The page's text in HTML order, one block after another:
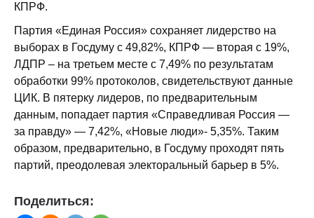
КПРФ.
Партия «Единая Россия» сохраняет лидерство на
выборах в Госдуму с 49,82%, КПРФ — вторая с 19%,
ЛДПР – на третьем месте с 7,49% по результатам
обработки 99% протоколов, свидетельствуют данные
ЦИК. В пятерку лидеров, по предварительным
данным, попадает партия «Справедливая Россия —
за правду» — 7,42%, «Новые люди»- 5,35%. Таким
образом, предварительно, в Госдуму проходят пять
партий, преодолевая электоральный барьер в 5%.
Поделиться: